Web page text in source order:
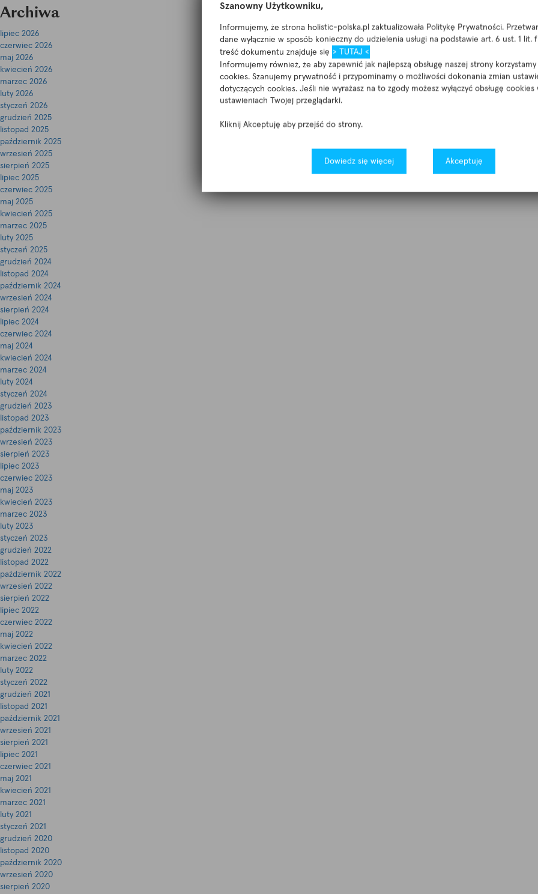
Szanowny Użytkowniku,
Informujemy, że strona holistic-polska.pl zaktualizowała Politykę Prywatności.
dane wyłącznie w sposób konieczny do udzielenia usługi na podstawie art. 6 ust. 1 lit. f
treść dokumentu znajduje się > TUTAJ <
Informujemy również, że aby zapewnić jak najlepszą obsługę naszej strony
cookies. Szanujemy prywatność i przypominamy o możliwości dokonania zmian
dotyczących cookies. Jeśli nie wyrażasz na to zgody możesz wyłączyć obsługę cookies
ustawieniach Twojej przeglądarki.
Kliknij Akceptuję aby przejść do strony.
Dowiedz się więcej Akceptuję
Archiwa
lipiec 2026
czerwiec 2026
maj 2026
kwiecień 2026
marzec 2026
luty 2026
styczeń 2026
grudzień 2025
listopad 2025
październik 2025
wrzesień 2025
sierpień 2025
lipiec 2025
czerwiec 2025
maj 2025
kwiecień 2025
marzec 2025
luty 2025
styczeń 2025
grudzień 2024
listopad 2024
październik 2024
wrzesień 2024
sierpień 2024
lipiec 2024
czerwiec 2024
maj 2024
kwiecień 2024
marzec 2024
luty 2024
styczeń 2024
grudzień 2023
listopad 2023
październik 2023
wrzesień 2023
sierpień 2023
lipiec 2023
czerwiec 2023
maj 2023
kwiecień 2023
marzec 2023
luty 2023
styczeń 2023
grudzień 2022
listopad 2022
październik 2022
wrzesień 2022
sierpień 2022
lipiec 2022
czerwiec 2022
maj 2022
kwiecień 2022
marzec 2022
luty 2022
styczeń 2022
grudzień 2021
listopad 2021
październik 2021
wrzesień 2021
sierpień 2021
lipiec 2021
czerwiec 2021
maj 2021
kwiecień 2021
marzec 2021
luty 2021
styczeń 2021
grudzień 2020
listopad 2020
październik 2020
wrzesień 2020
sierpień 2020